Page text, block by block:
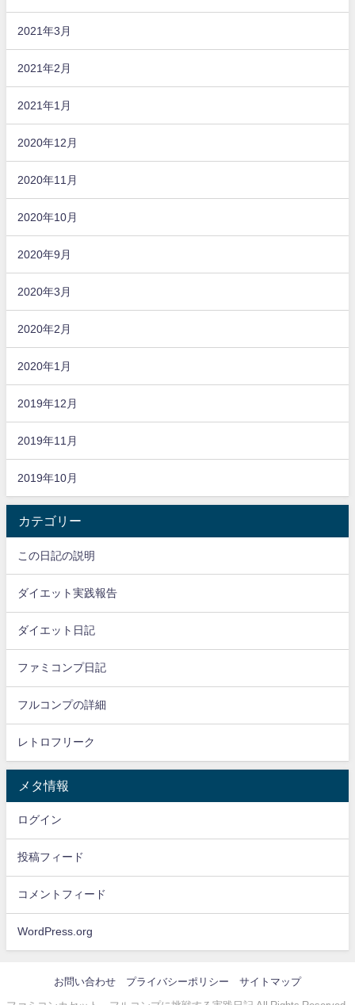
2021年3月
2021年2月
2021年1月
2020年12月
2020年11月
2020年10月
2020年9月
2020年3月
2020年2月
2020年1月
2019年12月
2019年11月
2019年10月
カテゴリー
この日記の説明
ダイエット実践報告
ダイエット日記
ファミコンプ日記
フルコンプの詳細
レトロフリーク
メタ情報
ログイン
投稿フィード
コメントフィード
WordPress.org
お問い合わせ プライバシーポリシー サイトマップ